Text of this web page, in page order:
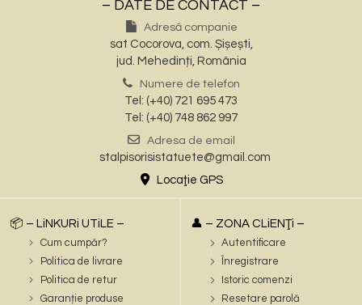
– DATE DE CONTACT –
Adresă companie
sat Cocorova, com. Șișești,
jud. Mehedinți, România
Numere de telefon
Tel: (+40) 721 695 473
Tel: (+40) 748 862 997
Adresa de email
stalpisorisistatuete@gmail.com
Locaţie GPS
📦 – LiNKURi UTiLE –
Cum cumpăr?
Politica de livrare
Politica de retur
Garanție produse
👤 – ZONA CLiENŢi –
Autentificare
Înregistrare
Istoric comenzi
Resetare parolă